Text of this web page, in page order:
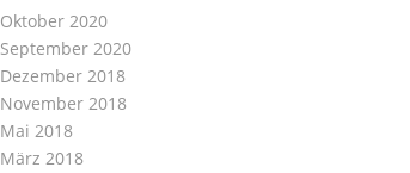
Oktober 2020
September 2020
Dezember 2018
November 2018
Mai 2018
März 2018